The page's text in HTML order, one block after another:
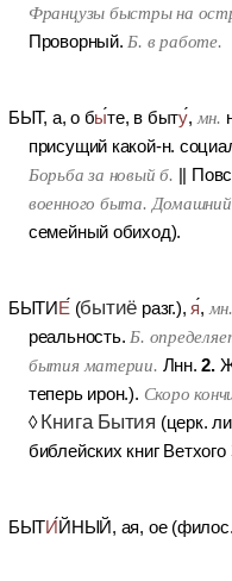
Французы быстры на
Проворный. Б. в работе.
БЫТ, а, о быте, в быту, мн.
присущий какой-н.
Борьба за новый б.
военного быта.
семейный обиход).
БЫТИ Е (бытиё разг.),я, мн.
реальность. Б.
бытия материи. Лнн. 2.
теперь ирон.). Скоро
◊Книга Бытия (церк.
библейских книг Ветхого
БЫТИ ЙНЫЙ, ая, ое